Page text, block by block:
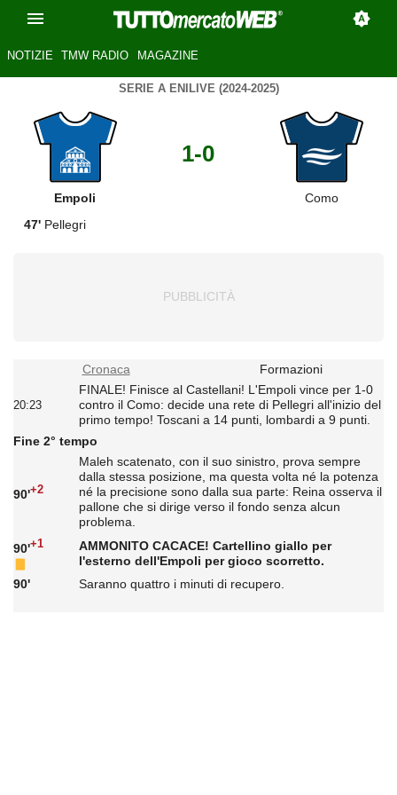
NOTIZIE TMW RADIO MAGAZINE
SERIE A ENILIVE (2024-2025)
Empoli
1-0
Como
47' Pellegri
Cronaca Formazioni
20:23
FINALE! Finisce al Castellani! L'Empoli vince per 1-0
contro il Como: decide una rete di Pellegri all'inizio del
primo tempo! Toscani a 14 punti, lombardi a 9 punti.
Fine 2° tempo
90'+2
Maleh scatenato, con il suo sinistro, prova sempre
dalla stessa posizione, ma questa volta né la potenza
né la precisione sono dalla sua parte: Reina osserva il
pallone che si dirige verso il fondo senza alcun
problema.
90'+1
AMMONITO CACACE! Cartellino giallo per
l'esterno dell'Empoli per gioco scorretto.
90'
Saranno quattro i minuti di recupero.